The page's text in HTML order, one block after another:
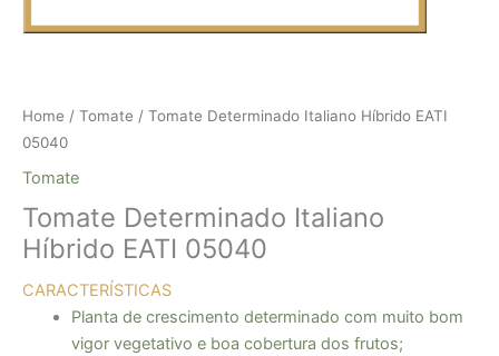
Home / Tomate / Tomate Determinado Italiano Híbrido EATI
05040
Tomate
Tomate Determinado Italiano
Híbrido EATI 05040
CARACTERÍSTICAS
Planta de crescimento determinado com muito bom
vigor vegetativo e boa cobertura dos frutos;